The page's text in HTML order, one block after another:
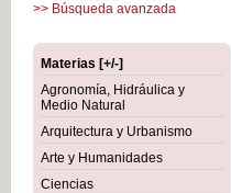
>> Búsqueda avanzada
Materias [+/-]
Agronomía, Hidráulica y
Medio Natural
Arquitectura y Urbanismo
Arte y Humanidades
Ciencias